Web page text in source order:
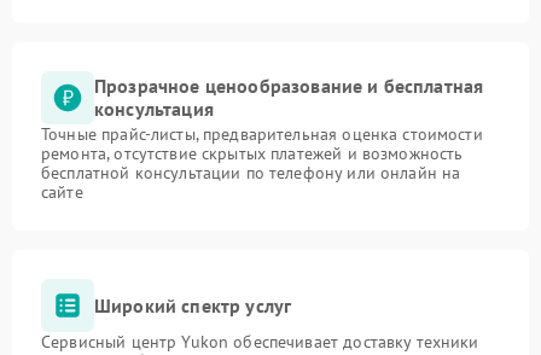
Прозрачное ценообразование и бесплатная
консультация
Точные прайс-листы, предварительная оценка стоимости
ремонта, отсутствие скрытых платежей и возможность
бесплатной консультации по телефону или онлайн на
сайте
Широкий спектр услуг
Сервисный центр Yukon обеспечивает доставку техники